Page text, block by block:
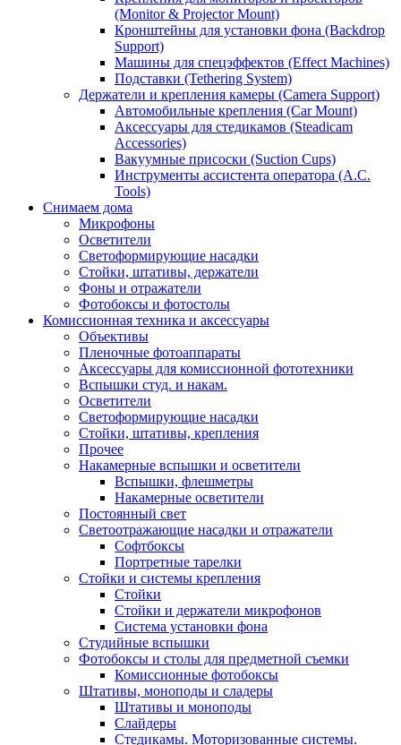
(Monitor & Projector Mount)
Кронштейны для установки фона (Backdrop
Support)
Машины для спецэффектов (Effect Machines)
Подставки (Tethering System)
Держатели и крепления камеры (Camera Support)
Автомобильные крепления (Car Mount)
Аксессуары для стедикамов (Steadicam
Accessories)
Вакуумные присоски (Suction Cups)
Инструменты ассистента оператора (A.C.
Tools)
Снимаем дома
Микрофоны
Осветители
Светоформирующие насадки
Стойки, штативы, держатели
Фоны и отражатели
Фотобоксы и фотостолы
Комиссионная техника и аксессуары
Объективы
Пленочные фотоаппараты
Аксессуары для комиссионной фототехники
Вспышки студ. и накам.
Осветители
Светоформирующие насадки
Стойки, штативы, крепления
Прочее
Накамерные вспышки и осветители
Вспышки, флешметры
Накамерные осветители
Постоянный свет
Светоотражающие насадки и отражатели
Софтбоксы
Портретные тарелки
Стойки и системы крепления
Стойки
Стойки и держатели микрофонов
Система установки фона
Студийные вспышки
Фотобоксы и столы для предметной съемки
Комиссионные фотобоксы
Штативы, моноподы и сладеры
Штативы и моноподы
Слайдеры
Стедикамы. Моторизованные системы.